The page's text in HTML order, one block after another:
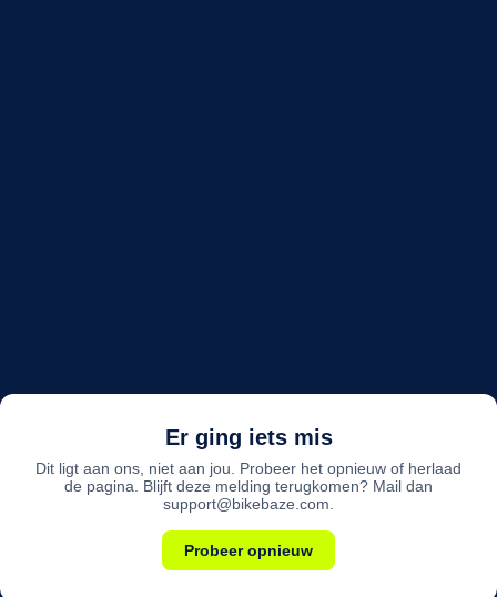
Er ging iets mis
Dit ligt aan ons, niet aan jou. Probeer het opnieuw of herlaad
de pagina. Blijft deze melding terugkomen? Mail dan
support@bikebaze.com.
Probeer opnieuw